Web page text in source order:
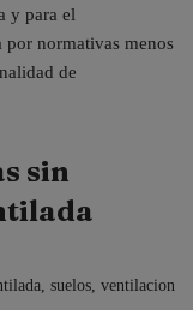
y para el
por normativas menos
de
sin
, suelos, ventilacion